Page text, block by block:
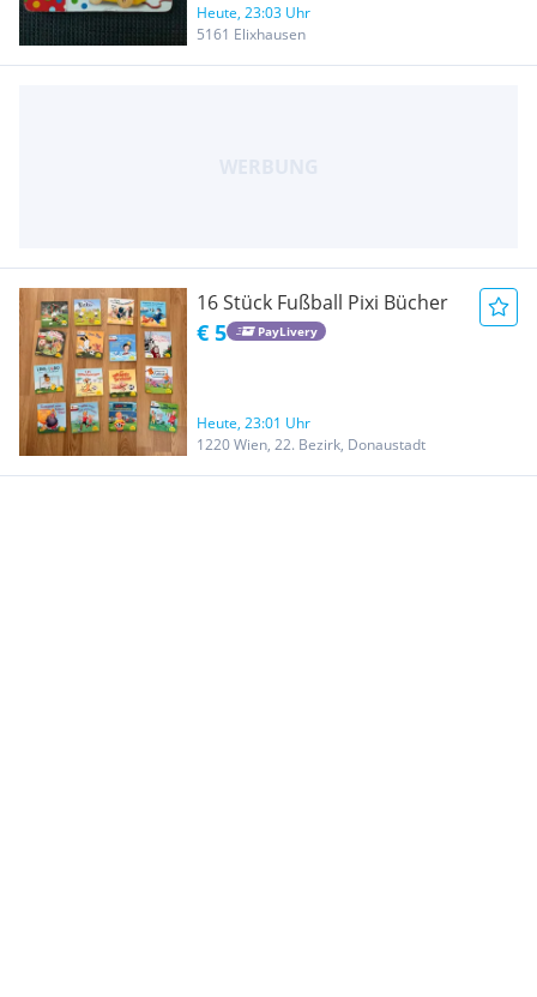
Heute, 23:03 Uhr
5161 Elixhausen
16 Stück Fußball Pixi Bücher
€ 5 PayLivery
Heute, 23:01 Uhr
1220 Wien, 22. Bezirk, Donaustadt